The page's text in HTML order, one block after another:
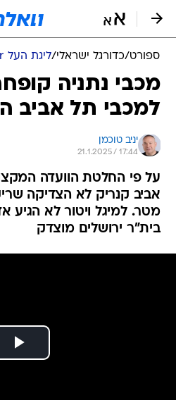
ספורט/כדורגל ישראלי/ליגת העל Winner
מכבי נתניה
למכבי תל אביב
יניב טוכמן
21.1.2025 / 17:44
על פי החלטת הוועדה
מטר. למיגל ויטור לא הגיע
בית"ר ירושלים מוצדק